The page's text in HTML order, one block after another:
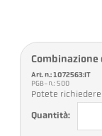
Art. n.: 1072563:IT
PGB-n.: 500
Potete
Quantità: